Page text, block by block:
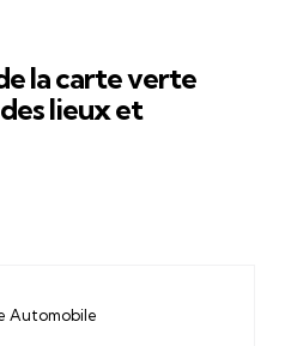
la carte verte
lieux et
Automobile